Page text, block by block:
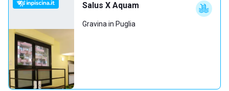
Salus X Aquam
Gravina in Puglia